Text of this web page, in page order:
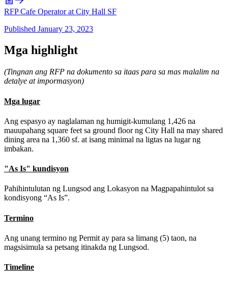
RFP Cafe Operator at City Hall SF
Published January 23, 2023
Mga highlight
(Tingnan ang RFP na dokumento sa itaas para sa mas malalim na
detalye at impormasyon)
Mga lugar
Ang espasyo ay naglalaman ng humigit-kumulang 1,426 na
mauupahang square feet sa ground floor ng City Hall na may shared
dining area na 1,360 sf. at isang minimal na ligtas na lugar ng
imbakan.
"As Is" kundisyon
Pahihintulutan ng Lungsod ang Lokasyon na Magpapahintulot sa
kondisyong “As Is”.
Termino
Ang unang termino ng Permit ay para sa limang (5) taon, na
magsisimula sa petsang itinakda ng Lungsod.
Timeline